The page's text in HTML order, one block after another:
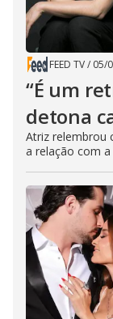
FEED TV/ 05/
“É um
detona
Atriz relembrou
a relação com